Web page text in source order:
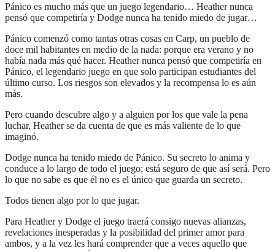
Pánico es mucho más que un juego legendario… Heather nunca
pensó que competiría y Dodge nunca ha tenido miedo de jugar…
Pánico comenzó como tantas otras cosas en Carp, un pueblo de
doce mil habitantes en medio de la nada: porque era verano y no
había nada más qué hacer. Heather nunca pensó que competiría en
Pánico, el legendario juego en que solo participan estudiantes del
último curso. Los riesgos son elevados y la recompensa lo es aún
más.
Pero cuando descubre algo y a alguien por los que vale la pena
luchar, Heather se da cuenta de que es más valiente de lo que
imaginó.
Dodge nunca ha tenido miedo de Pánico. Su secreto lo anima y
conduce a lo largo de todo el juego; está seguro de que así será. Pero
lo que no sabe es que él no es el único que guarda un secreto.
Todos tienen algo por lo que jugar.
Para Heather y Dodge el juego traerá consigo nuevas alianzas,
revelaciones inesperadas y la posibilidad del primer amor para
ambos, y a la vez les hará comprender que a veces aquello que